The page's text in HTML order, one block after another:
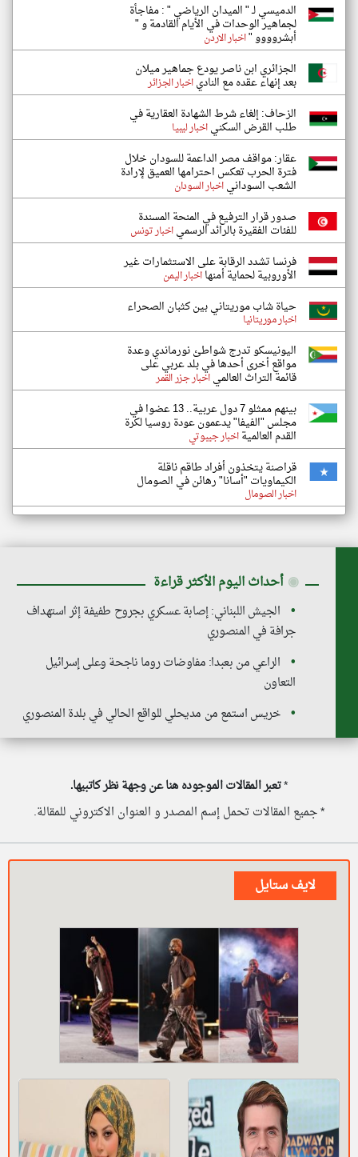
الدميسي لـ " الميدان الرياضي " : مفاجأة
لجماهير الوحدات في الأيام القادمة و "
أبشروووو "اخبار الاردن
الجزائري ابن ناصر يودع جماهير ميلان
بعد إنهاء عقده مع النادياخبار الجزائر
الزحاف: إلغاء شرط الشهادة العقارية في
طلب القرض السكنياخبار ليبيا
عقار: مواقف مصر الداعمة للسودان خلال
فترة الحرب تعكس احترامها العميق لإرادة
الشعب السودانياخبار السودان
صدور قرار الترفيع في المنحة المسندة
للفئات الفقيرة بالرائد الرسمياخبار تونس
فرنسا تشدد الرقابة على الاستثمارات غير
الأوروبية لحماية أمنهااخبار اليمن
حياة شاب موريتاني بين كثبان الصحراء
اخبار موريتانيا
اليونيسكو تدرج شواطئ نورماندي وعدة
مواقع أخرى أحدها في بلد عربي على
قائمة التراث العالمياخبار جزر القمر
بينهم ممثلو 7 دول عربية.. 13 عضوا في
مجلس "الفيفا" يدعمون عودة روسيا لكرة
القدم العالميةاخبار جيبوتي
قراصنة يتخذون أفراد طاقم ناقلة
الكيماويات "أسانا" رهائن في الصومال
اخبار الصومال
◉ أحداث اليوم الأكثر قراءة
الجيش اللبناني: إصابة عسكري بجروح طفيفة إثر استهداف
جرافة في المنصوري
الراعي من بعبدا: مفاوضات روما ناجحة وعلى إسرائيل
التعاون
خريس استمع من مديحلي للواقع الحالي في بلدة المنصوري
*تعبر المقالات الموجوده هنا عن وجهة نظر كاتبيها.
* جميع المقالات تحمل إسم المصدر و العنوان الاكتروني للمقالة.
لايف ستايل